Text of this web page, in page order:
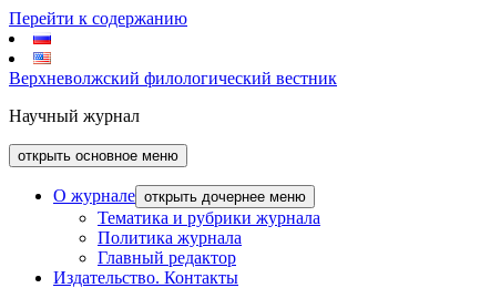
Перейти к содержанию
Верхневолжский филологический вестник
Научный журнал
открыть основное меню
О журнале открыть дочернее меню
Тематика и рубрики журнала
Политика журнала
Главный редактор
Издательство. Контакты